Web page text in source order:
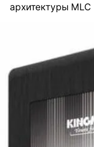
архитектуры